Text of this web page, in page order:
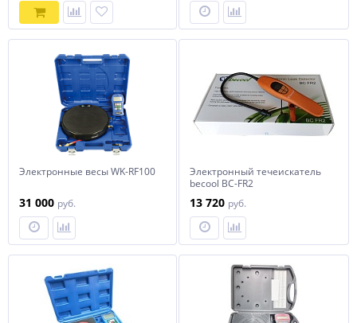
Электронные весы WK-RF100
31 000 руб.
Электронный течеискатель
becool BC-FR2
13 720 руб.